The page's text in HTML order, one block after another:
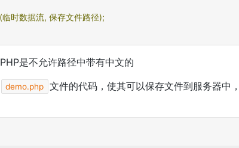
(临时数据流, 保存文件路径);
是不允许路径中带有中文的
demo.php
文件的代码，使其可以保存文件到服务器中